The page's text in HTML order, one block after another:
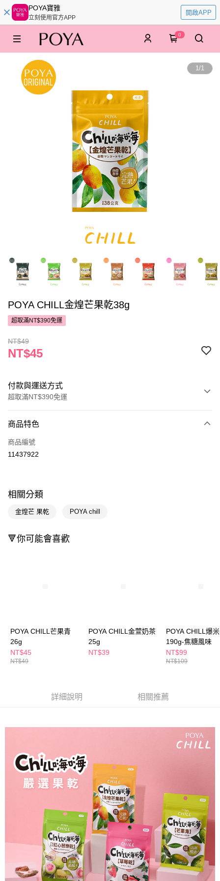
POYA寶雅
立刻使用官方APP
開啟APP
0
1/1
POYA CHILL金煌芒果乾38g
超取滿NT$390免運
NT$49
NT$45
付款與運送方式
超取滿NT$390免運
POYA支付
信用卡一次付款
悠遊付
２．便利：只要手機號碼，簡訊認證，即可結帳。
３．安心：先確認商品／服務後，再付款。
【「AFTEE先享後付」結帳流程】
３．收到繳費通知簡訊後14天內，點擊此簡訊中的連結，可透過四大超商／
※ 交易是否成功請以「AFTEE先享後付 」之結帳頁面顯示為準，若有關於
是否繳費成功／繳費後需取消欲退款等相關疑問，請聯繫「AFTEE先享後付
客戶支援中心」 https://netprotections.freshdesk.com/support/home
【注意事項】
１．透過由恩沛科技股份有限公司提供之「AFTEE先享後付」服務完成之交
易，需依本服務之必要範圍內提供個人資料，並將交易相關給付款項請求債
權轉讓予恩沛科技股份有限公司。
２．關於個人資料處理事宜，請瀏覽以下網址：
https://aftee.tw/terms/#terms3
３．未成年的使用者請事先徵得法定代理人或監護人之同意方可使用
「AFTEE先享後付」，若未經同意申辦者引起之損失，本公司不負相關責
４．使用「AFTEE先享後付」時，將依據個別帳號之用戶狀況，依本公司即
時審查核予不同之上限額度；若仍有額度不足之情形，本公司將視審查結果
請求用戶進行身份認證。
運送方式
全家取貨付款
每筆NT$65，滿NT$390(含以上)免運費
每筆NT$65，滿NT$490(含以上)免運費
7-11取貨付款
每筆NT$65，滿NT$490(含以上)免運費
每筆NT$65，滿NT$490(含以上)免運費
每筆NT$100，滿NT$790(含以上)免運費
付款後寶雅門市自取(由倉庫統一出貨)
商品特色
商品編號
11437922
相關分類
金煌芒 果乾 POYA chill
🔻你可能會喜歡
POYA CHILL芒果青
26g
NT$45
NT$49
POYA CHILL金萱奶茶
25g
NT$39
POYA CHILL爆
190g-焦糖風味
NT$99
NT$109
詳細說明 相關推薦